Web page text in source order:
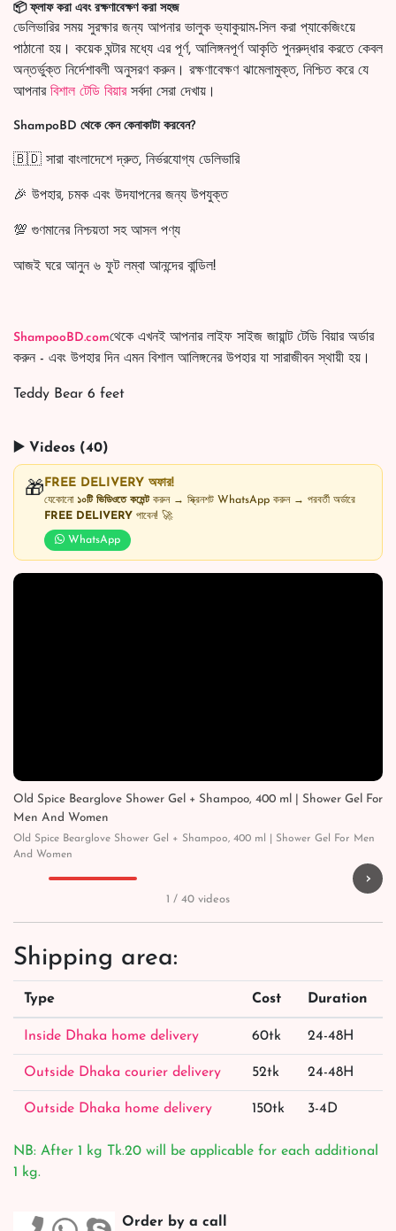
📦 ফ্লাফ করা এবং রক্ষণাবেক্ষণ করা সহজ
ডেলিভারির সময় সুরক্ষার জন্য আপনার ভালুক ভ্যাকুয়াম-সিল করা প্যাকেজিংয়ে
পাঠানো হয়। কয়েক ঘন্টার মধ্যে এর পূর্ণ, আলিঙ্গনপূর্ণ আকৃতি পুনরুদ্ধার করতে কেবল
অন্তর্ভুক্ত নির্দেশাবলী অনুসরণ করুন। রক্ষণাবেক্ষণ ঝামেলামুক্ত, নিশ্চিত করে যে
আপনারবিশাল টেডি বিয়ারসর্বদা সেরা দেখায়।
ShampoBD থেকে কেন কেনাকাটা করবেন?
🇧🇩 সারা বাংলাদেশে দ্রুত, নির্ভরযোগ্য ডেলিভারি
🎉 উপহার, চমক এবং উদযাপনের জন্য উপযুক্ত
💯 গুণমানের নিশ্চয়তা সহ আসল পণ্য
আজই ঘরে আনুন ৬ ফুট লম্বা আনন্দের বান্ডিল!
ShampooBD.comথেকে এখনই আপনার লাইফ সাইজ জায়ান্ট টেডি বিয়ার অর্ডার
করুন - এবং উপহার দিন এমন বিশাল আলিঙ্গনের উপহার যা সারাজীবন স্থায়ী হয়।
Teddy Bear 6 feet
▶️ Videos (40)
🎁 FREE DELIVERY অফার!
যেকোনো ১০টি ভিডিওতে কমেন্টকরুন → স্ক্রিনশট WhatsApp করুন → পরবর্তী অর্ডারে
FREE DELIVERY পাবেন! 🚀
WhatsApp
Old Spice Bearglove Shower Gel + Shampoo, 400 ml | Shower Gel For
Men And Women
Old Spice Bearglove Shower Gel + Shampoo, 400 ml | Shower Gel For Men
And Women
▶ ›
1 / 40 videos
Shipping area:
Type Cost Duration
Inside Dhaka home delivery 60tk 24-48H
Outside Dhaka courier delivery 52tk 24-48H
Outside Dhaka home delivery 150tk 3-4D
NB: After 1 kg Tk.20 will be applicable for each additional
1 kg.
Order by a call